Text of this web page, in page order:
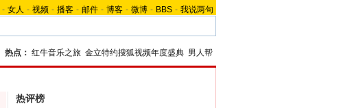
- 女人 - 视频 - 播客 - 邮件 - 博客 - 微博 - BBS - 我说两句
热点： 红牛音乐之旅 金立特约搜狐视频年度盛典 男人帮
热评榜